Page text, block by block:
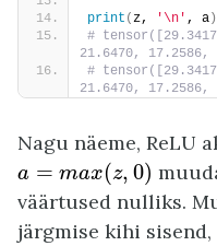
print (z, '\n' , a )
#
21.6470, 17.2586,
#
21.6470,
Nagu näeme, ReLU
a = max(z, 0)
a max(z,0)
väärtused nulliks.
järgmise kihi